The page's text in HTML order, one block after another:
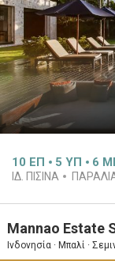
10 ΕΠ 5 ΥΠ 6
ΙΔ. ΠΙΣΊΝΑ
Mannao Estate
Ινδονησία · Μπαλί ·